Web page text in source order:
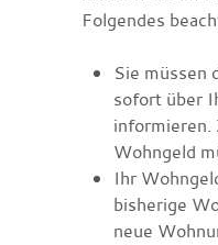
Folgendes
Sie müssen
sofort über
informieren.
Wohngeld
Ihr
bisherige
neue